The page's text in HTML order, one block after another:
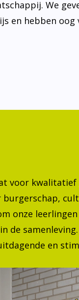
en hebben
burgerschap,
onze
de
uitdagende en